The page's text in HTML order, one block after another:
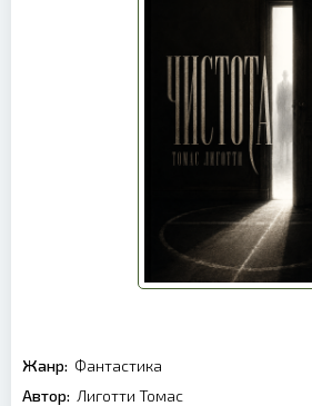
Жанр: Фантастика
Автор: Лиготти Томас